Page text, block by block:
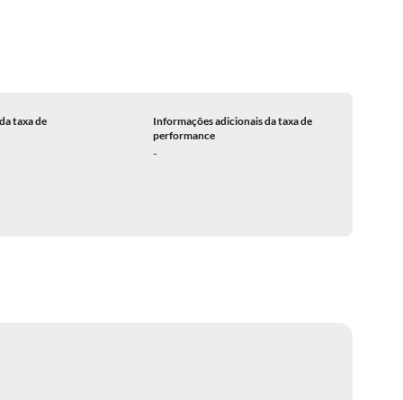
taxa de
Informações adicionais da taxa de
performance
-